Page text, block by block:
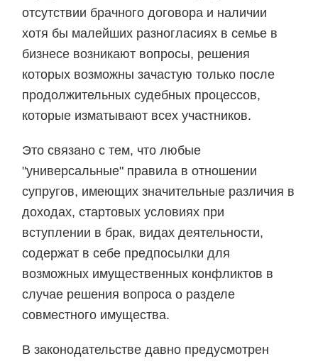
отсутствии брачного договора и наличии
хотя бы малейших разногласиях в семье в
бизнесе возникают вопросы, решения
которых возможны зачастую только после
продолжительных судебных процессов,
которые изматывают всех участников.
Это связано с тем, что любые
"универсальные" правила в отношении
супругов, имеющих значительные различия в
доходах, стартовых условиях при
вступлении в брак, видах деятельности,
содержат в себе предпосылки для
возможных имущественных конфликтов в
случае решения вопроса о разделе
совместного имущества.
В законодательстве давно предусмотрен